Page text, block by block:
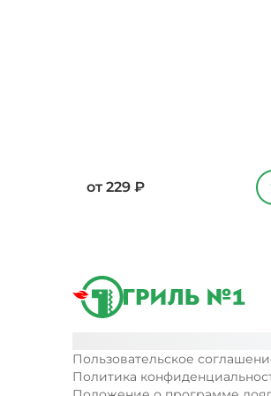
от 229 ₽
Пользовательское
Политика